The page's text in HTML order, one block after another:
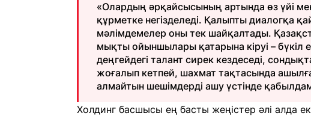
«Олардың әрқайсысының артында өз үйі
құрметке негізделеді. Қалыпты диалогқа
мәлімдемелер оны тек шайқалтады.
мықты ойыншылары қатарына кіруі – бүкіл
деңгейдегі талант сирек кездеседі,
жоғалып кетпей, шахмат тақтасында
алмайтын шешімдерді ашу үстінде
Холдинг басшысы ең басты жеңістер әлі алда